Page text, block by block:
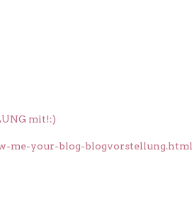
mit!:)
me-your-blog-blogvorstellung.html